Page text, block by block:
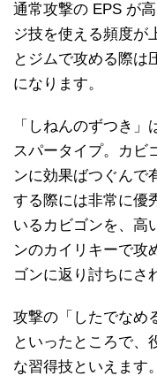
通常攻撃の EPS が
ジ技を使える頻度が
とジムで攻める際は
になります。
「しねんのずつき
スパータイプ。カビ
ンに効果ばつぐんで
する際には非常に優
いるカビゴンを、高
ンのカイリキーで攻
ゴンに返り討ちにさ
攻撃の「したでなめ
といったところで、
な習得技といえます。